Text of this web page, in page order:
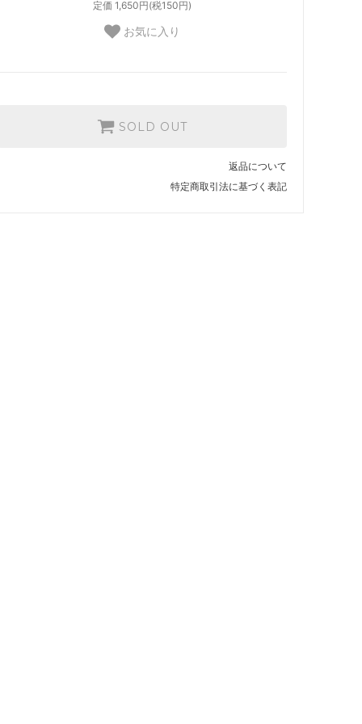
定価 1,650円(税150円)
お気に入り
SOLD OUT
返品について
特定商取引法に基づく表記